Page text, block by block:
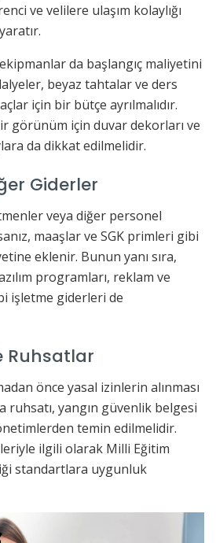
ve velilere ulaşım kolaylığı
da başlangıç maliyetini
beyaz tahtalar ve ders
için bir bütçe ayrılmalıdır.
görünüm için duvar dekorları ve
da dikkat edilmelidir.
Giderler
veya diğer personel
maaşlar ve SGK primleri gibi
eklenir. Bunun yanı sıra,
programları, reklam ve
işletme giderleri de
Ruhsatlar
önce yasal izinlerin alınması
ruhsatı, yangın güvenlik belgesi
temin edilmelidir.
ilgili olarak Milli Eğitim
standartlara uygunluk